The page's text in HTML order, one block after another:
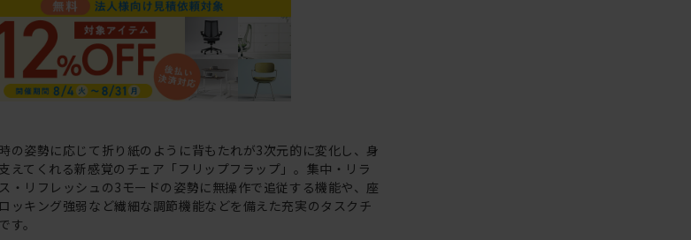
の姿勢に応じて折り紙のように背もたれが3次元的に変化し、身
えてくれる新感覚のチェア「フリップフラップ」。集中・リラ
・リフレッシュの3モードの姿勢に無操作で追従する機能や、座
ッキング強弱など繊細な調節機能などを備えた充実のタスクチ
す。